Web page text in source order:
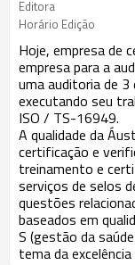
Editora
Horário Edição
Hoje, empresa de
empresa para a
uma auditoria de
executando seu
ISO / TS-16949.
A qualidade da
certificação e
treinamento e
serviços de selos
questões
baseados em
S (gestão da
tema daexcelência